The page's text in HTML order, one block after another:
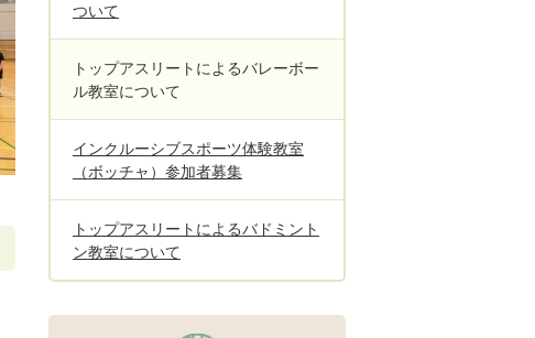
ついて
トップアスリートによるバレーボー
ル教室について
インクルーシブスポーツ体験教室
（ボッチャ）参加者募集
トップアスリートによるバドミント
ン教室について